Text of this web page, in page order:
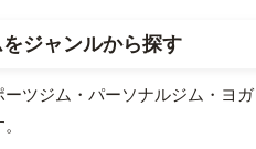
ジャンルから探す
ツジム・パーソナルジム・ヨ